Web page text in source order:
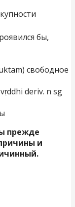
бы,
свободное
deriv. n sg
прежде
и